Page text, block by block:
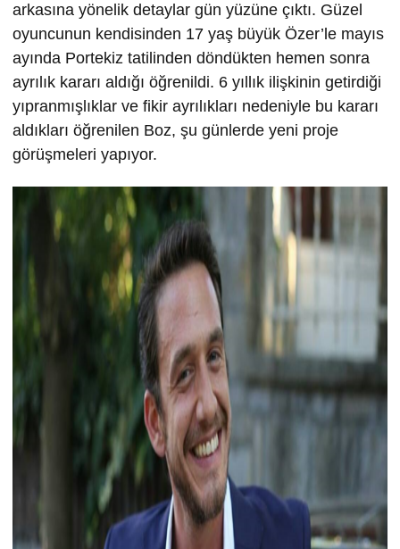
arkasına yönelik detaylar gün yüzüne çıktı. Güzel
oyuncunun kendisinden 17 yaş büyük Özer’le mayıs
ayında Portekiz tatilinden döndükten hemen sonra
ayrılık kararı aldığı öğrenildi. 6 yıllık ilişkinin getirdiği
yıpranmışlıklar ve fikir ayrılıkları nedeniyle bu kararı
aldıkları öğrenilen Boz, şu günlerde yeni proje
görüşmeleri yapıyor.